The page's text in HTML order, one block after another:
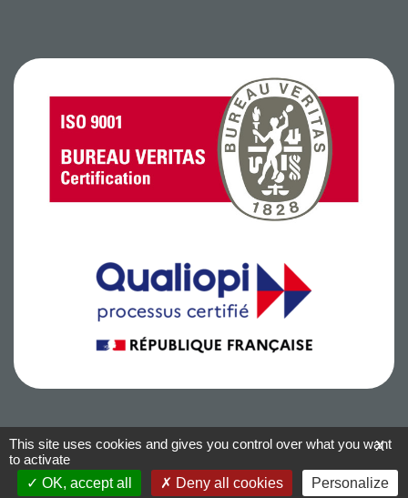
Conditions Générales de Vente
cookies –Blog
X
This site uses cookies and gives you control over what you want
to activate
OK, accept all
Deny all cookies Personalize